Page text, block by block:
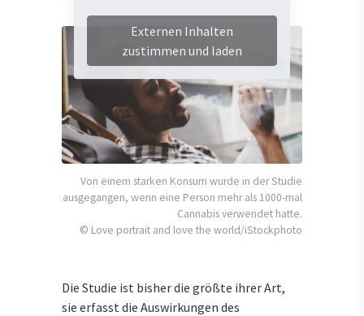
Externen Inhalten
zustimmen und laden
Von einem starken Konsum wurde in der Studie
ausgegangen, wenn eine Person mehr als 1000-mal
Cannabis verwendet hatte.
© Love portrait and love the world/iStockphoto
Die Studie ist bisher die größte ihrer Art,
sie erfasst die Auswirkungen des